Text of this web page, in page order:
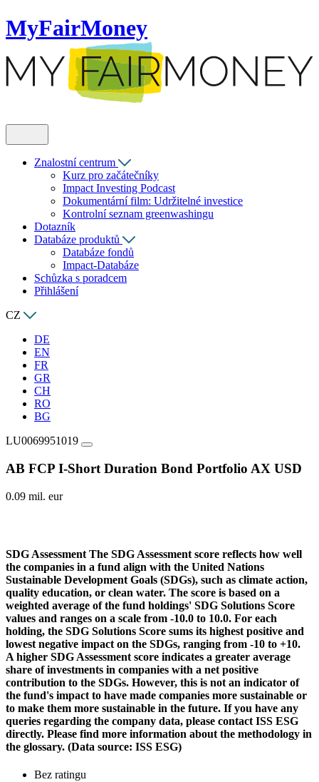
MyFairMoney
Znalostní centrum
Kurz pro začátečníky
Impact Investing Podcast
Dokumentární film: Udržitelné investice
Kontrolní seznam greenwashingu
Dotazník
Databáze produktů
Databáze fondů
Impact-Databáze
Schůzka s poradcem
Přihlášení
CZ
DE
EN
FR
GR
CH
RO
BG
LU0069951019
AB FCP I-Short Duration Bond Portfolio AX USD
0.09 mil. eur
SDG Assessment The SDG Assessment score reflects how well
the companies in a fund align with the United Nations
Sustainable Development Goals (SDGs), such as climate action,
quality education, or clean water. The score is based on a
weighted average of the fund holdings' SDG Solutions Score
values and ranges on a scale from -10.0 to 10.0. For each
holding, the SDG Solutions Score sums its highest positive and
lowest negative impact on the SDGs, ranging from -10 to +10.
A higher SDG Assessment score indicates a greater average
share of investments in companies with a net positive
contribution to the SDGs. However, this is not an indicator of
the fund's impact to have made companies more sustainable or
to make them more sustainable in the future. If you have any
queries regarding the company data, please contact ISS ESG
directly. Please find more information about the methodology in
the glossary. (Data source: ISS ESG)
Bez ratingu